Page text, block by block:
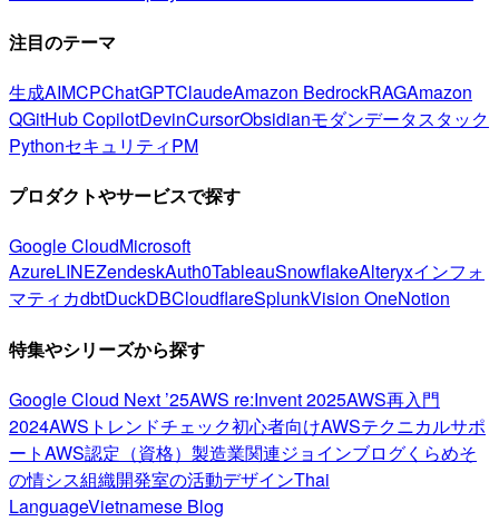
注目のテーマ
生成AIMCPChatGPTClaudeAmazon BedrockRAGAmazon
QGitHub CopilotDevinCursorObsidianモダンデータスタック
PythonセキュリティPM
プロダクトやサービスで探す
Google CloudMicrosoft
AzureLINEZendeskAuth0TableauSnowflakeAlteryxインフォ
マティカdbtDuckDBCloudflareSplunkVision OneNotion
特集やシリーズから探す
Google Cloud Next ’25AWS re:Invent 2025AWS再入門
2024AWSトレンドチェック初心者向けAWSテクニカルサポ
ートAWS認定（資格） 製造業関連ジョインブログくらめそ
の情シス組織開発室の活動デザインThai
LanguageVietnamese Blog